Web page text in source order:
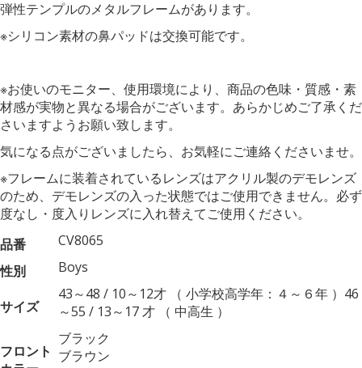
弾性テンプルのメタルフレームがあります。
※シリコン素材の鼻パッドは交換可能です。
※お使いのモニター、使用環境により、商品の色味・質感・素
材感が実物と異なる場合がございます。あらかじめご了承くだ
さいますようお願い致します。
気になる点がございましたら、お気軽にご連絡くださいませ。
※フレームに装着されているレンズはアクリル製のデモレンズ
のため、デモレンズの入った状態ではご使用できません。必ず
度なし・度入りレンズに入れ替えてご使用ください。
品番
CV8065
性別
Boys
サイズ
43～48 / 10～12才 （ 小学校高学年：４～６年 ）46
～55 / 13～17 才 （ 中高生 ）
フロント
ブラック
ブラウン